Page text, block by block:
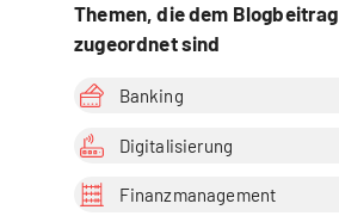
Themen, die dem Blogbeitrag
zugeordnet sind
Banking
Digitalisierung
Finanzmanagement